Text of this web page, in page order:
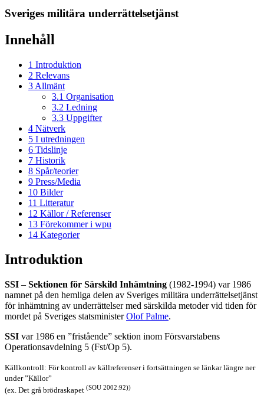
Sveriges militära underrättelsetjänst
Innehåll
1 Introduktion
2 Relevans
3 Allmänt
3.1 Organisation
3.2 Ledning
3.3 Uppgifter
4 Nätverk
5 I utredningen
6 Tidslinje
7 Historik
8 Spår/teorier
9 Press/Media
10 Bilder
11 Litteratur
12 Källor / Referenser
13 Förekommer i wpu
14 Kategorier
Introduktion
SSI – Sektionen för Särskild Inhämtning (1982-1994) var 1986
namnet på den hemliga delen av Sveriges militära underrättelsetjänst
för inhämtning av underrättelser med särskilda metoder vid tiden för
mordet på Sveriges statsministerOlof Palme.
SSI var 1986 en ”fristående” sektion inom Försvarstabens
Operationsavdelning 5 (Fst/Op 5).
Källkontroll: För kontroll av källreferenser i fortsättningen se länkar längre ner
under ”Källor”
(ex. Det grå brödraskapet (SOU 2002:92))